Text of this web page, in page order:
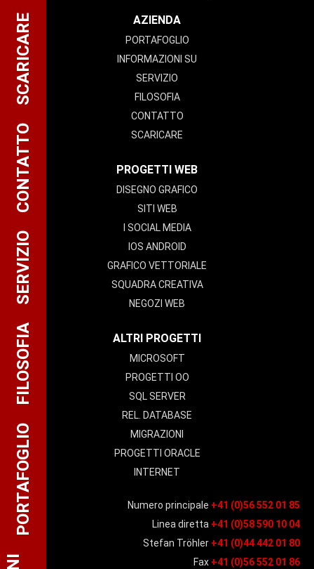
AZIENDA
PORTAFOGLIO
INFORMAZIONI SU
SERVIZIO
FILOSOFIA
CONTATTO
SCARICARE
PROGETTI WEB
DISEGNO GRAFICO
SITI WEB
I SOCIAL MEDIA
IOS ANDROID
GRAFICO VETTORIALE
SQUADRA CREATIVA
NEGOZI WEB
ALTRI PROGETTI
MICROSOFT
PROGETTI OO
SQL SERVER
REL. DATABASE
MIGRAZIONI
PROGETTI ORACLE
INTERNET
Numero principale +41 (0)56 552 01 85
Linea diretta +41 (0)58 590 10 04
Stefan Tröhler +41 (0)44 442 01 80
Fax +41 (0)56 552 01 86
PORTAFOGLIO
FILOSOFIA
SERVIZIO
CONTATTO
SCARICARE